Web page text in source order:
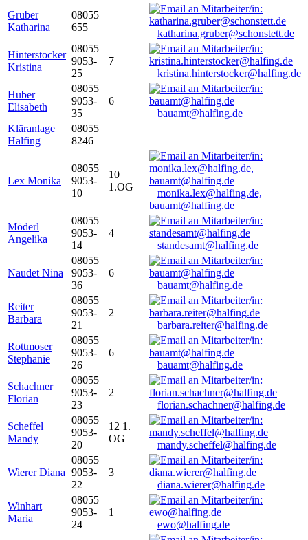
Gruber
Katharina
08055
655
katharina.gruber@schonstett.de
Hinterstocker
Kristina
08055
9053-
25
7
kristina.hinterstocker@halfing.de
Huber
Elisabeth
08055
9053-
35
6
bauamt@halfing.de
Kläranlage
Halfing
08055
8246
Lex Monika
08055
9053-
10
10
1.OG
monika.lex@halfing.de,
bauamt@halfing.de
Möderl
Angelika
08055
9053-
14
4
standesamt@halfing.de
Naudet Nina
08055
9053-
36
6
bauamt@halfing.de
Reiter
Barbara
08055
9053-
21
2
barbara.reiter@halfing.de
Rottmoser
Stephanie
08055
9053-
26
6
bauamt@halfing.de
Schachner
Florian
08055
9053-
23
2
florian.schachner@halfing.de
Scheffel
Mandy
08055
9053-
20
12 1.
OG
mandy.scheffel@halfing.de
Wierer Diana
08055
9053-
22
3
diana.wierer@halfing.de
Winhart
Maria
08055
9053-
24
1
ewo@halfing.de